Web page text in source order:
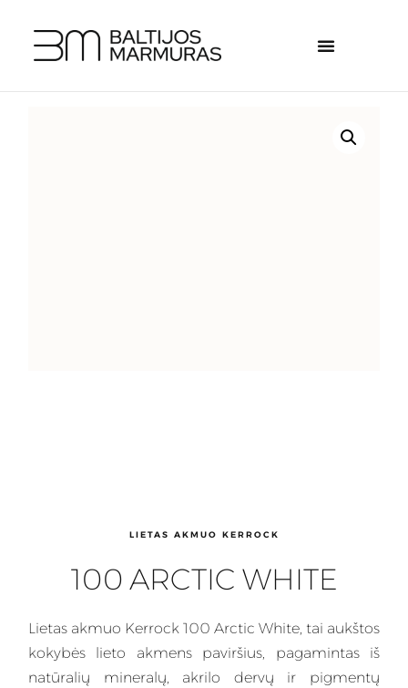
LIETAS AKMUO KERROCK
100 ARCTIC WHITE
Lietas akmuo Kerrock 100 Arctic White, tai aukštos
kokybės lieto akmens paviršius, pagamintas iš
natūralių mineralų, akrilo dervų ir pigmentų